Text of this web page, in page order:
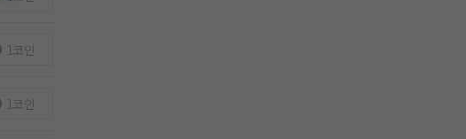
1코인
1코인